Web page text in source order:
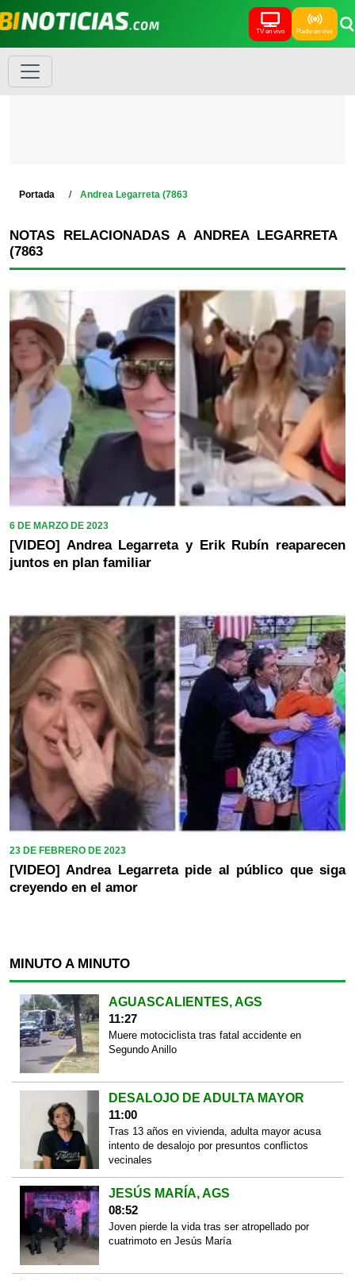
TV en vivo Radio en vivo
Portada Andrea Legarreta (7863
NOTAS RELACIONADAS A ANDREA LEGARRETA
(7863
6 DE MARZO DE 2023
[VIDEO] Andrea Legarreta y Erik Rubín reaparecen
juntos en plan familiar
23 DE FEBRERO DE 2023
[VIDEO] Andrea Legarreta pide al público que siga
creyendo en el amor
MINUTO A MINUTO
AGUASCALIENTES, AGS
11:27
Muere motociclista tras fatal accidente en
Segundo Anillo
DESALOJO DE ADULTA MAYOR
11:00
Tras 13 años en vivienda, adulta mayor acusa
intento de desalojo por presuntos conflictos
vecinales
JESÚS MARÍA, AGS
08:52
Joven pierde la vida tras ser atropellado por
cuatrimoto en Jesús María